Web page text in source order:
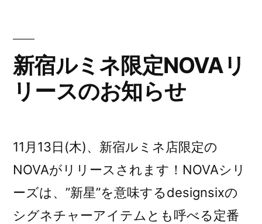
新宿ルミネ限定NOVAリ
リースのお知らせ
11月13日(木)、新宿ルミネ店限定の
NOVAがリリースされます！NOVAシリ
ーズは、”新星”を意味するdesignsixの
シグネチャーアイテムとも呼べる定番